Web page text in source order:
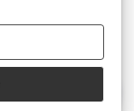
Es
Daten